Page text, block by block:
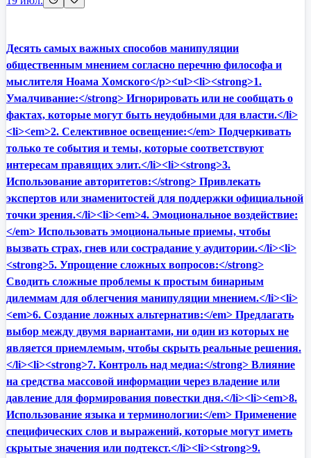
Десять самых важных способов манипуляции
общественным мнением согласно перечню философа и
мыслителя Ноама Хомского</p><ul><li><strong>1.
Умалчивание:</strong> Игнорировать или не сообщать о
фактах, которые могут быть неудобными для власти.</li>
<li><em>2. Селективное освещение:</em> Подчеркивать
только те события и темы, которые соответствуют
интересам правящих элит.</li><li><strong>3.
Использование авторитетов:</strong> Привлекать
экспертов или знаменитостей для поддержки официальной
точки зрения.</li><li><em>4. Эмоциональное воздействие:
</em> Использовать эмоциональные приемы, чтобы
вызвать страх, гнев или сострадание у аудитории.</li><li>
<strong>5. Упрощение сложных вопросов:</strong>
Сводить сложные проблемы к простым бинарным
дилеммам для облегчения манипуляции мнением.</li><li>
<em>6. Создание ложных альтернатив:</em> Предлагать
выбор между двумя вариантами, ни один из которых не
является приемлемым, чтобы скрыть реальные решения.
</li><li><strong>7. Контроль над медиа:</strong> Влияние
на средства массовой информации через владение или
давление для формирования повестки дня.</li><li><em>8.
Использование языка и терминологии:</em> Применение
специфических слов и выражений, которые могут иметь
скрытые значения или подтекст.</li><li><strong>9.